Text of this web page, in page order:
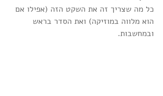
כל מה שצריך זה את השקט הזה (אפילו אם
הוא מלווה במוזיקה) ואת הסדר בראש
ובמחשבות.